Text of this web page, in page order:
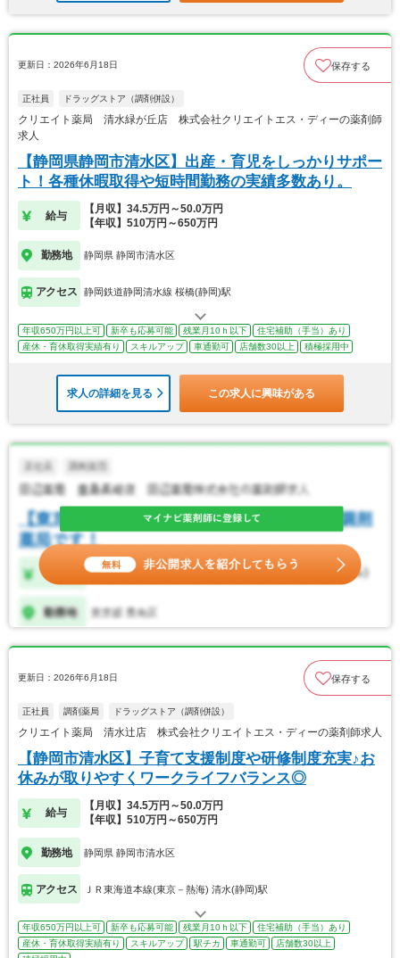
更新日：2026年6月18日 保存する
正社員 ドラッグストア（調剤併設）
クリエイト薬局 清水緑が丘店 株式会社クリエイトエス・ディーの薬剤師
求人
【静岡県静岡市清水区】出産・育児をしっかりサポー
ト！各種休暇取得や短時間勤務の実績多数あり。
給与
【月収】34.5万円～50.0万円
【年収】510万円～650万円
勤務地 静岡県 静岡市清水区
アクセス 静岡鉄道静岡清水線 桜橋(静岡)駅
年収650万円以上可 新卒も応募可能 残業月10ｈ以下
住宅補助（手当）あり
産休・育休取得実績有り
スキルアップ 車通勤可 店舗数30以上 積極採用中
求人の詳細を見る この求人に興味がある
更新日：2026年6月18日 保存する
正社員 調剤薬局 ドラッグストア（調剤併設）
クリエイト薬局 清水辻店 株式会社クリエイトエス・ディーの薬剤師求人
【静岡市清水区】子育て支援制度や研修制度充実♪お
休みが取りやすくワークライフバランス◎
給与
【月収】34.5万円～50.0万円
【年収】510万円～650万円
勤務地 静岡県 静岡市清水区
アクセス ＪＲ東海道本線(東京－熱海) 清水(静岡)駅
年収650万円以上可 新卒も応募可能 残業月10ｈ以下
住宅補助（手当）あり
産休・育休取得実績有り
スキルアップ 駅チカ 車通勤可
店舗数30以上